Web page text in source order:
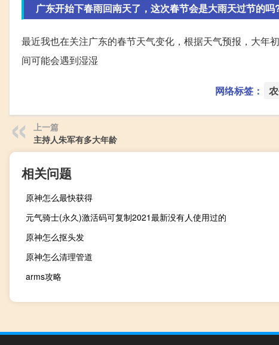
广东开始下春雨回南天了，这次春节会是大雨天过节的吗
最近我也在关注广东的春节天气变化，根据天气预报，大年
间可能会遇到湿湿
网络标签：
上一篇
主持人朱军有多大年龄
相关问题
原神怎么最快获得
元气骑士(永久)激活码可复制2021最新没有人使用过的
原神怎么抠头发
原神怎么清理管道
arms攻略